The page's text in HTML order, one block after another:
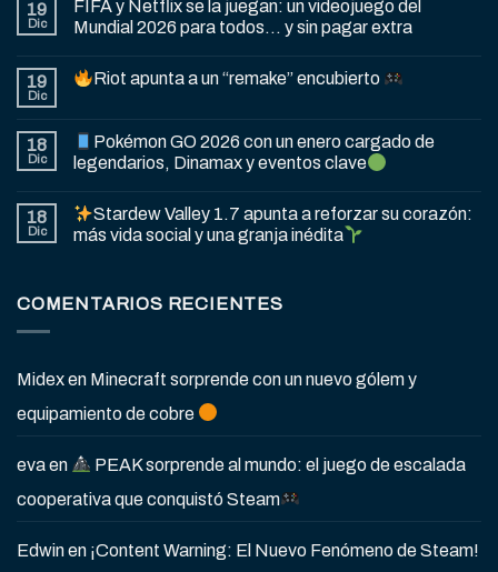
19
Dic
FIFA y Netflix se la juegan: un videojuego del
Mundial 2026 para todos… y sin pagar extra
19
Dic
Riot apunta a un “remake” encubierto
18
Dic
Pokémon GO 2026 con un enero cargado de
legendarios, Dinamax y eventos clave
18
Dic
Stardew Valley 1.7 apunta a reforzar su corazón:
más vida social y una granja inédita
COMENTARIOS RECIENTES
Midexen Minecraft sorprende con un nuevo gólem y
equipamiento de cobre
evaen
PEAK sorprende al mundo: el juego de escalada
cooperativa que conquistó Steam
Edwinen ¡Content Warning: El Nuevo Fenómeno de Steam!